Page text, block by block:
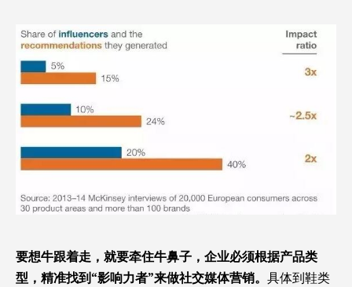
要想牛跟着走，就要牵住牛鼻子，企业必须根据产品类
型，精准找到“影响力者”来做社交媒体营销。 具体到鞋类